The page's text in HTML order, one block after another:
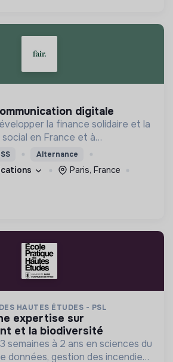
digitale
la finance solidaire et la
en France et à
Alternance
Paris, France
HAUTES ÉTUDES - PSL
et la biodiversité
semaines à 2 ans en sciences du
données, gestion des incendies